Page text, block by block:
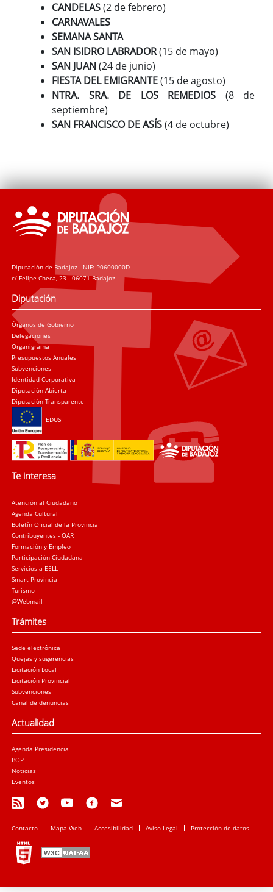
CANDELAS(2 de febrero)
CARNAVALES
SEMANA SANTA
SAN ISIDRO LABRADOR(15 de mayo)
SAN JUAN(24 de junio)
FIESTA DEL EMIGRANTE(15 de agosto)
NTRA. SRA. DE LOS REMEDIOS (8 de
septiembre)
SAN FRANCISCO DE ASÍS(4 de octubre)
Diputación de Badajoz - NIF: P0600000D
c/ Felipe Checa, 23 - 06071 Badajoz
Diputación
Órganos de Gobierno
Delegaciones
Organigrama
Presupuestos Anuales
Subvenciones
Identidad Corporativa
Diputación Abierta
Diputación Transparente
EDUSI
Te interesa
Atención al Ciudadano
Agenda Cultural
Boletín Oficial de la Provincia
Contribuyentes - OAR
Formación y Empleo
Participación Ciudadana
Servicios a EELL
Smart Provincia
Turismo
@Webmail
Trámites
Sede electrónica
Quejas y sugerencias
Licitación Local
Licitación Provincial
Subvenciones
Canal de denuncias
Actualidad
Agenda Presidencia
BOP
Noticias
Eventos
Contacto Mapa Web Accesibilidad Aviso Legal Protección de datos